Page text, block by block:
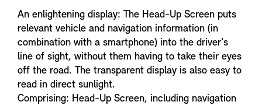
An enlightening display: The Head-Up Screen puts
relevant vehicle and navigation information (in
combination with a smartphone) into the driver's
line of sight, without them having to take their eyes
off the road. The transparent display is also easy to
read in direct sunlight.
Comprising: Head-Up Screen, including navigation